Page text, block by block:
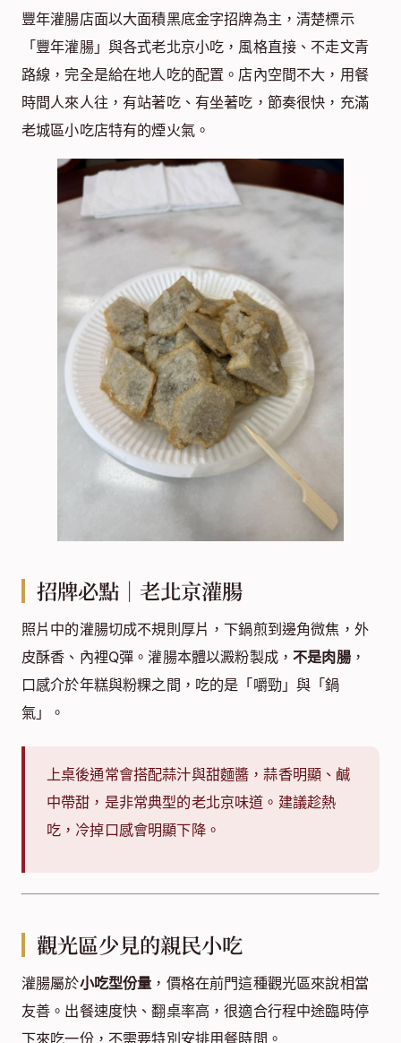
豐年灌腸店面以大面積黑底金字招牌為主，清楚標示
「豐年灌腸」與各式老北京小吃，風格直接、不走文青
路線，完全是給在地人吃的配置。店內空間不大，用餐
時間人來人往，有站著吃、有坐著吃，節奏很快，充滿
老城區小吃店特有的煙火氣。
招牌必點｜老北京灌腸
照片中的灌腸切成不規則厚片，下鍋煎到邊角微焦，外
皮酥香、內裡Q彈。灌腸本體以澱粉製成，不是肉腸，
口感介於年糕與粉粿之間，吃的是「嚼勁」與「鍋
氣」。
上桌後通常會搭配蒜汁與甜麵醬，蒜香明顯、鹹
中帶甜，是非常典型的老北京味道。建議趁熱
吃，冷掉口感會明顯下降。
觀光區少見的親民小吃
灌腸屬於小吃型份量 ，價格在前門這種觀光區來說相當
友善。出餐速度快、翻桌率高，很適合行程中途臨時停
下來吃一份，不需要特別安排用餐時間。